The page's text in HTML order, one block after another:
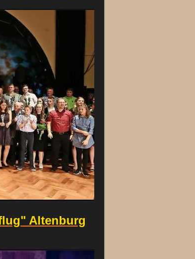
Altenburg